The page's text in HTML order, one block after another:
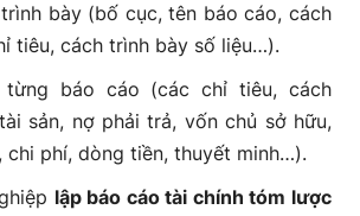
bày (bố cục, tên báo cáo, cách
tiêu, cách trình bày số liệu…).
từng báo cáo (các chỉ tiêu, cách
sản, nợ phải trả, vốn chủ sở hữu,
chi phí, dòng tiền, thuyết minh…).
lập báo cáo tài chính tóm lược